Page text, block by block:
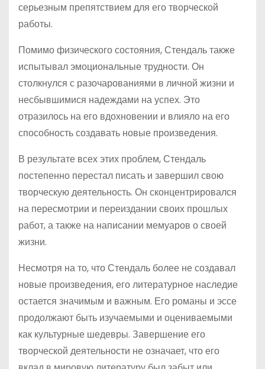
серьезным препятствием для его творческой
работы.
Помимо физического состояния, Стендаль также
испытывал эмоциональные трудности. Он
столкнулся с разочарованиями в личной жизни и
несбывшимися надеждами на успех. Это
отразилось на его вдохновении и влияло на его
способность создавать новые произведения.
В результате всех этих проблем, Стендаль
постепенно перестал писать и завершил свою
творческую деятельность. Он сконцентрировался
на пересмотрии и переиздании своих прошлых
работ, а также на написании мемуаров о своей
жизни.
Несмотря на то, что Стендаль более не создавал
новые произведения, его литературное наследие
остается значимым и важным. Его романы и эссе
продолжают быть изучаемыми и оцениваемыми
как культурные шедевры. Завершение его
творческой деятельности не означает, что его